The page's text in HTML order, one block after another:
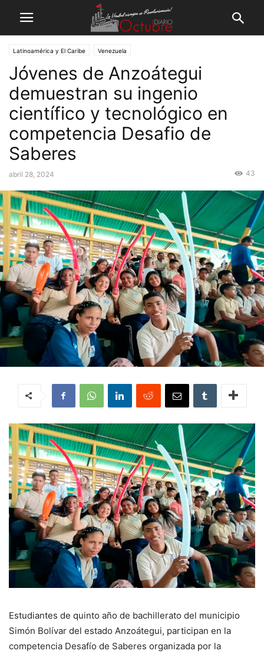
Latinoamérica y El Caribe Venezuela
Jóvenes de Anzoátegui
demuestran su ingenio
científico y tecnológico en
competencia Desafio de
Saberes
abril 28, 2024 43
Estudiantes de quinto año de bachillerato del municipio
Simón Bolívar del estado Anzoátegui, participan en la
competencia Desafío de Saberes organizada por la